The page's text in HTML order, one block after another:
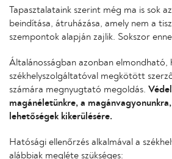
Tapasztalataink szerint még ma is sok
beindítása, átruházása, amely nem a
szempontok alapján zajlik. Sokszor
Általánosságban azonban elmondható,
székhelyszolgáltatóval megkötött
számára megnyugtató megoldás.
magánéletünkre, a
lehetőségek kikerülésére.
Hatósági ellenőrzés alkalmával a
alábbiak megléte szükséges: